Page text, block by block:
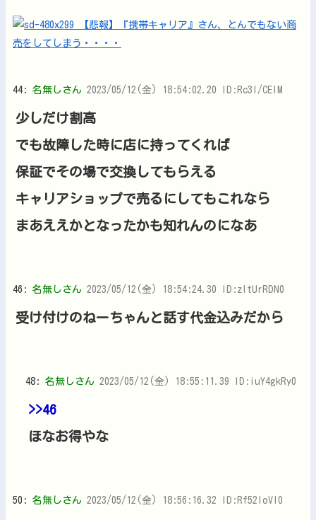
44: 名無しさん 2023/05/12(金) 18:54:02.20 ID:Rc3I/CEIM
少しだけ割高
でも故障した時に店に持ってくれば
保証でその場で交換してもらえる
キャリアショップで売るにしてもこれなら
まあええかとなったかも知れんのになあ
46: 名無しさん 2023/05/12(金) 18:54:24.30 ID:zItUrRDN0
受け付けのねーちゃんと話す代金込みだから
48: 名無しさん 2023/05/12(金) 18:55:11.39 ID:iuY4gkRy0
>>46
ほなお得やな
50: 名無しさん 2023/05/12(金) 18:56:16.32 ID:Rf52loVI0